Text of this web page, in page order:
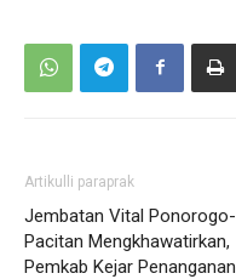
Artikulli paraprak
Jembatan Vital Ponorogo-
Pacitan Mengkhawatirkan,
Pemkab Kejar Penanganan